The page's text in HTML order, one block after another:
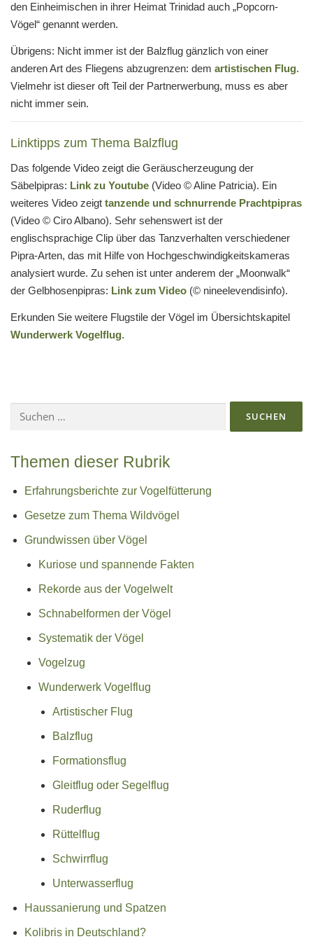
den Einheimischen in ihrer Heimat Trinidad auch „Popcorn-
Vögel“ genannt werden.
Übrigens: Nicht immer ist der Balzflug gänzlich von einer
anderen Art des Fliegens abzugrenzen: dem artistischen Flug.
Vielmehr ist dieser oft Teil der Partnerwerbung, muss es aber
nicht immer sein.
Linktipps zum Thema Balzflug
Das folgende Video zeigt die Geräuscherzeugung der
Säbelpipras: Link zu Youtube (Video © Aline Patricia). Ein
weiteres Video zeigt tanzende und schnurrende Prachtpipras
(Video © Ciro Albano). Sehr sehenswert ist der
englischsprachige Clip über das Tanzverhalten verschiedener
Pipra-Arten, das mit Hilfe von Hochgeschwindigkeitskameras
analysiert wurde. Zu sehen ist unter anderem der „Moonwalk“
der Gelbhosenpipras: Link zum Video (© nineelevendisinfo).
Erkunden Sie weitere Flugstile der Vögel im Übersichtskapitel
Wunderwerk Vogelflug.
nach:
Themen dieser Rubrik
Erfahrungsberichte zur Vogelfütterung
Gesetze zum Thema Wildvögel
Grundwissen über Vögel
Kuriose und spannende Fakten
Rekorde aus der Vogelwelt
Schnabelformen der Vögel
Systematik der Vögel
Vogelzug
Wunderwerk Vogelflug
Artistischer Flug
Balzflug
Formationsflug
Gleitflug oder Segelflug
Ruderflug
Rüttelflug
Schwirrflug
Unterwasserflug
Haussanierung und Spatzen
Kolibris in Deutschland?